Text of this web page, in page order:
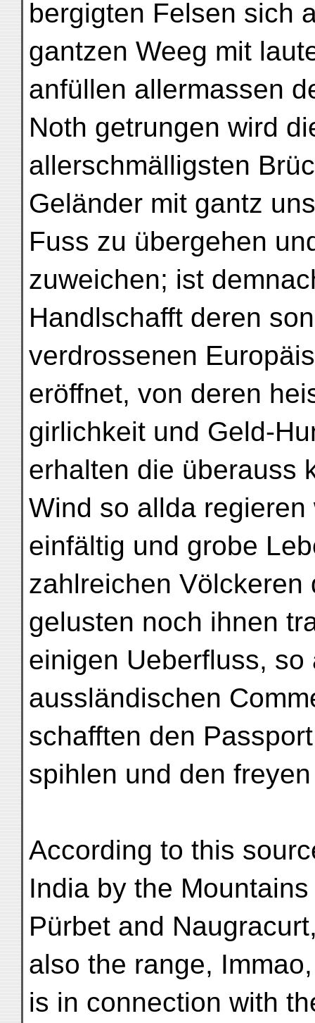
bergigten Felsen sich
gantzen Weeg mit
anfüllen allermassen
Noth getrungen wird
allerschmälligsten
Geländer mit gantz
Fuss zu übergehen
zuweichen; ist
Handlschafft deren
verdrossenen
eröffnet, von deren
girlichkeit und Geld-
erhalten die überauss
Wind so allda
einfältig und grobe
zahlreichen
gelusten noch ihnen
einigen Ueberfluss,
aussländischen
schafften den
spihlen und den
According to this
India by the Mountains
Pürbet and
also the range,
is in connection with